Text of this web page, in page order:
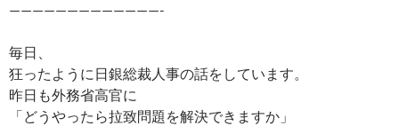
—————————————-
毎日、
狂ったように日銀総裁人事の話をしています。
昨日も外務省高官に
「どうやったら拉致問題を解決できますか」